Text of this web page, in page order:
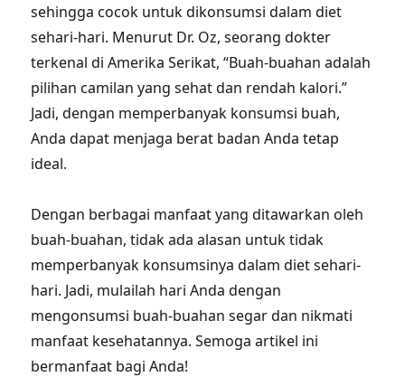
sehingga cocok untuk dikonsumsi dalam diet
sehari-hari. Menurut Dr. Oz, seorang dokter
terkenal di Amerika Serikat, “Buah-buahan adalah
pilihan camilan yang sehat dan rendah kalori.”
Jadi, dengan memperbanyak konsumsi buah,
Anda dapat menjaga berat badan Anda tetap
ideal.
Dengan berbagai manfaat yang ditawarkan oleh
buah-buahan, tidak ada alasan untuk tidak
memperbanyak konsumsinya dalam diet sehari-
hari. Jadi, mulailah hari Anda dengan
mengonsumsi buah-buahan segar dan nikmati
manfaat kesehatannya. Semoga artikel ini
bermanfaat bagi Anda!